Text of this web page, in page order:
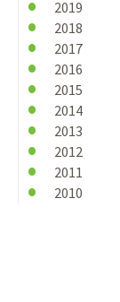
2019
2018
2017
2016
2015
2014
2013
2012
2011
2010